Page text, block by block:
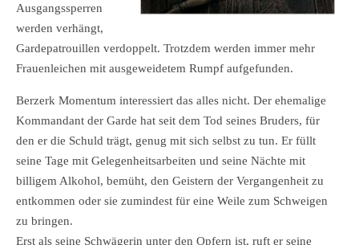
Ausgangssperren
werden verhängt,
Gardepatrouillen verdoppelt. Trotzdem werden immer mehr
Frauenleichen mit ausgeweidetem Rumpf aufgefunden.
Berzerk Momentum interessiert das alles nicht. Der ehemalige
Kommandant der Garde hat seit dem Tod seines Bruders, für
den er die Schuld trägt, genug mit sich selbst zu tun. Er füllt
seine Tage mit Gelegenheitsarbeiten und seine Nächte mit
billigem Alkohol, bemüht, den Geistern der Vergangenheit zu
entkommen oder sie zumindest für eine Weile zum Schweigen
zu bringen.
Erst als seine Schwägerin unter den Opfern ist, ruft er seine